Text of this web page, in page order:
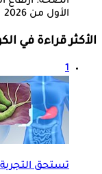
الأول من 2026
الأكثر قراءة في
1
تستحق